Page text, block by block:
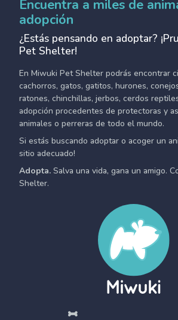
Encuentra a miles de
adopción
¿Estás pensando en adoptar?
Pet Shelter!
En Miwuki Pet Shelter podrás encontrar
cachorros, gatos, gatitos, hurones,
ratones, chinchillas, jerbos, cerdos
adopción procedentes de protectoras y
animales o perreras de todo el mundo.
Si estás buscando adoptar o acoger un
sitio adecuado!
Adopta. Salva una vida, gana un amigo.
Shelter.